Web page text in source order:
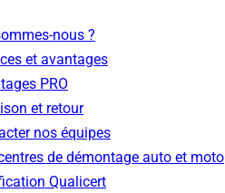
nous ?
et avantages
PRO
et retour
nos équipes
de démontage auto et moto
Qualicert